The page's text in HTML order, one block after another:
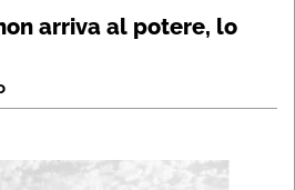
arriva al potere, lo